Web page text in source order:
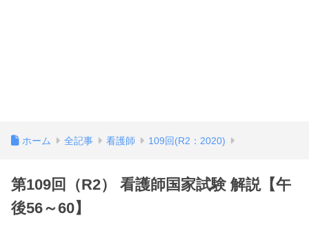
ホーム 全記事 看護師 109回(R2：2020)
第109回（R2） 看護師国家試験 解説【午
後56～60】